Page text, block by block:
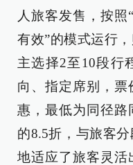
人旅客发售，按照
有效”的模式运行
主选择2至10段行
向、指定席别，票
惠，最低为同径路
的8.5折，与旅客
地适应了旅客灵活